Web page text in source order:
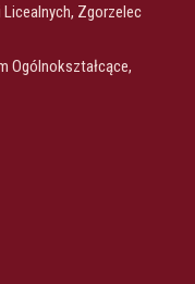
Zgorzelec
Ogólnokształcące,